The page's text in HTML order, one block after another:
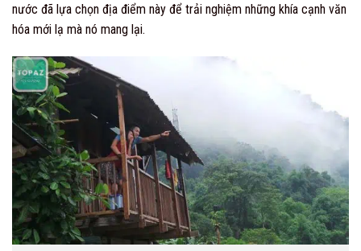
nước đã lựa chọn địa điểm này để trải nghiệm những khía cạnh văn
hóa mới lạ mà nó mang lại.